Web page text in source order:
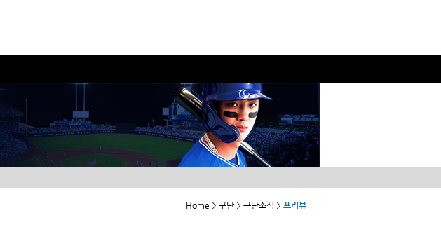
Home > 구단 > 구단소식 > 프리뷰